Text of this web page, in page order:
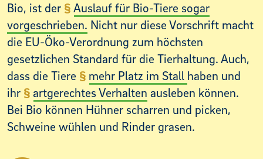
Bio, ist der
Auslauf für Bio-Tiere sogar
vorgeschrieben. Nicht nur diese Vorschrift macht
die EU-Öko-Verordnung zum höchsten
gesetzlichen Standard für die Tierhaltung. Auch,
dass die Tiere
mehr Platz im Stall haben und
ihr
artgerechtes Verhalten ausleben können.
Bei Bio können Hühner scharren und picken,
Schweine wühlen und Rinder grasen.